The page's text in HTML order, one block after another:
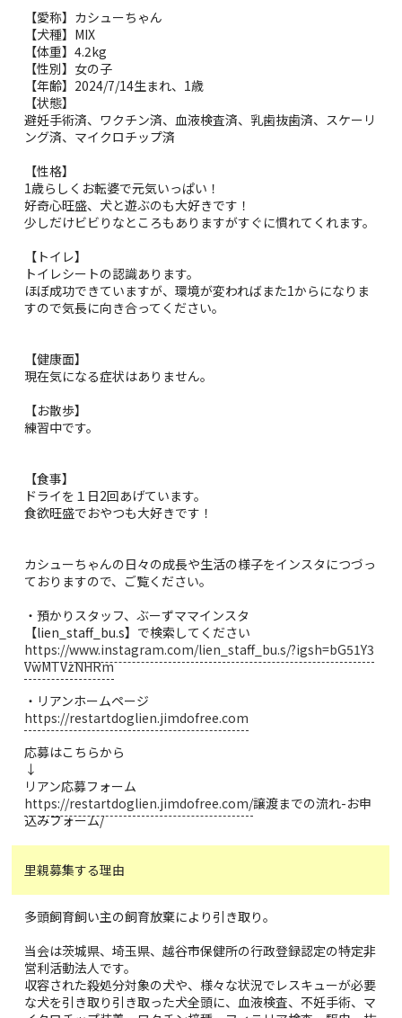
【愛称】カシューちゃん
【犬種】MIX
【体重】4.2kg
【性別】女の子
【年齢】2024/7/14生まれ、1歳
【状態】
避妊手術済、ワクチン済、血液検査済、乳歯抜歯済、スケーリ
ング済、マイクロチップ済
【性格】
1歳らしくお転婆で元気いっぱい！
好奇心旺盛、犬と遊ぶのも大好きです！
少しだけビビりなところもありますがすぐに慣れてくれます。
【トイレ】
トイレシートの認識あります。
ほぼ成功できていますが、環境が変わればまた1からになりま
すので気長に向き合ってください。
【健康面】
現在気になる症状はありません。
【お散歩】
練習中です。
【食事】
ドライを１日2回あげています。
食欲旺盛でおやつも大好きです！
カシューちゃんの日々の成長や生活の様子をインスタにつづっ
ておりますので、ご覧ください。
・預かりスタッフ、ぶーずママインスタ
【lien_staff_bu.s】で検索してください
https://www.instagram.com/lien_staff_bu.s/?igsh=bG51Y3
VwMTVzNHRm
・リアンホームページ
https://restartdoglien.jimdofree.com
応募はこちらから
↓
リアン応募フォーム
https://restartdoglien.jimdofree.com/譲渡までの流れ-お申
込みフォーム/
里親募集する理由
多頭飼育飼い主の飼育放棄により引き取り。
当会は茨城県、埼玉県、越谷市保健所の行政登録認定の特定非
営利活動法人です。
収容された殺処分対象の犬や、様々な状況でレスキューが必要
な犬を引き取り引き取った犬全頭に、血液検査、不妊手術、マ